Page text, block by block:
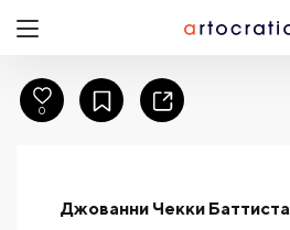
Джованни Чекки Баттиста
0